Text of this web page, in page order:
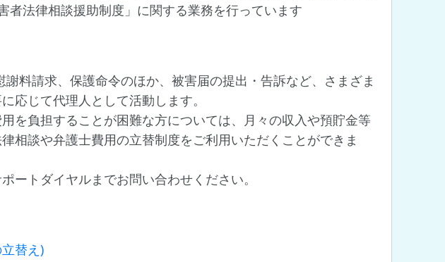
者法律相談援助制度」に関する業務を行っています
料請求、保護命令のほか、被害届の提出・告訴など、さまざま
応じて代理人として活動します。
を負担することが困難な方については、月々の収入や預貯金等
相談や弁護士費用の立替制度をご利用いただくことができま
ートダイヤルまでお問い合わせください。
替え)